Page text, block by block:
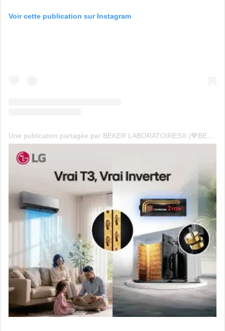
Voir cette publication sur Instagram
Une publication partagée par BEKER LABORATOIRES® |💙BECAUSE WE CARE💚 (@beker_laboratories)